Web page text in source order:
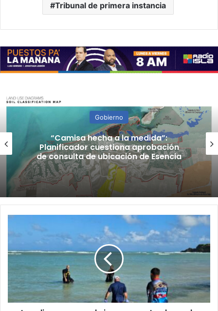
Tribunal de primera instancia
Gobierno
“Camisa hecha a la medida”:
Planificador cuestiona aprobación
de consulta de ubicación de Esencia
Localizan
joven
por
la
corriente
en